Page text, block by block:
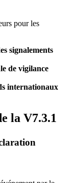
pour les
signalements
de vigilance
internationaux
la V7.3.1